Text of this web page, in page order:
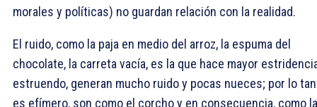
morales y políticas) no guardan relación con la realidad.
El ruido, como la paja en medio del arroz, la espuma del
chocolate, la carreta vacía, es la que hace mayor
estruendo, generan mucho ruido y pocas nueces; por lo
es efímero, son como el corcho y en consecuencia, como la